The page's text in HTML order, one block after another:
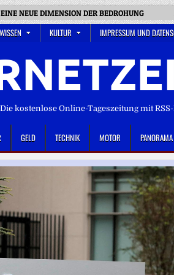
NEUE DIMENSION DER BEDROHUNG
KULTUR IMPRESSUM UND
kostenlose Online-Tageszeitung mit
GELD TECHNIK MOTOR PANORAMA